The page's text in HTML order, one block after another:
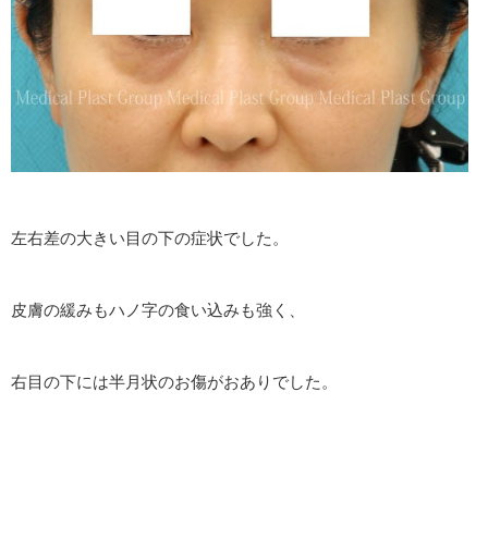
左右差の大きい目の下の症状でした。
皮膚の緩みもハノ字の食い込みも強く、
右目の下には半月状のお傷がおありでした。